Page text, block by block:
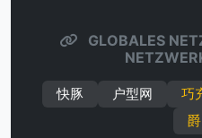
GLOBALES
快豚 户型网 巧